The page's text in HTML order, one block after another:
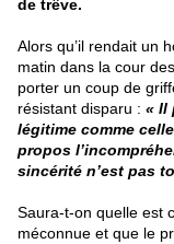
de trêve.
Alors qu’il rendait un
matin dans la cour
porter un coup de
résistant disparu : « Il
légitime comme
propos
sincérité n’est pas
Saura-t-on quelle est
méconnue et que le